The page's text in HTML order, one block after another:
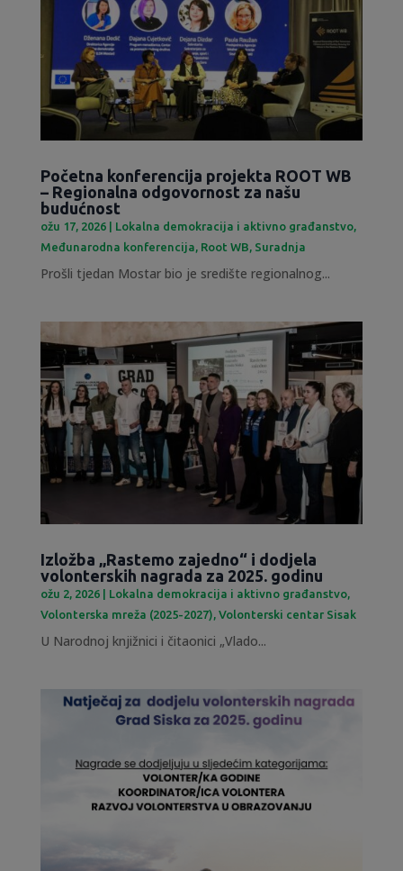
Početna konferencija projekta ROOT WB
– Regionalna odgovornost za našu
budućnost
ožu 17, 2026| Lokalna demokracija i aktivno građanstvo,
Međunarodna konferencija, Root WB, Suradnja
Prošli tjedan Mostar bio je središte regionalnog...
Izložba „Rastemo zajedno“ i dodjela
volonterskih nagrada za 2025. godinu
ožu 2, 2026| Lokalna demokracija i aktivno građanstvo,
Volonterska mreža (2025-2027), Volonterski centar Sisak
U Narodnoj knjižnici i čitaonici „Vlado...